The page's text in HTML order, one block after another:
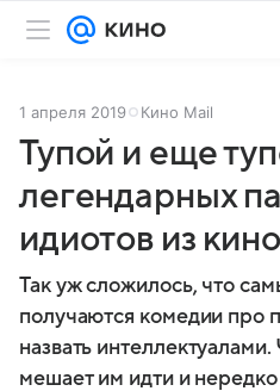
1 апреля 2019 Кино Mail
Тупой и еще
легендарных
идиотов из кино
Так уж сложилось, что
получаются комедии про
назвать
мешает им идти и нередко